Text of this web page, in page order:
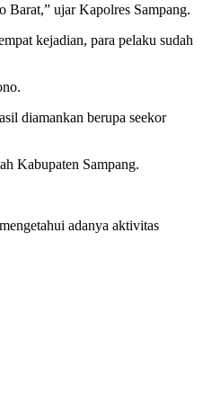
Barat,” ujar Kapolres Sampang.
kejadian, para pelaku sudah
diamankan berupa seekor
Kabupaten Sampang.
adanya aktivitas